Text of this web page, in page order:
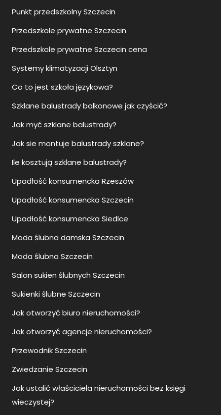
Punkt przedszkolny Szczecin
Przedszkole prywatne Szczecin
Przedszkole prywatne Szczecin cena
Systemy klimatyzacji Olsztyn
Co to jest szkoła językowa?
Szklane balustrady balkonowe jak czyścić?
Jak myć szklane balustrady?
Jak sie montuje balustrady szklane?
Ile kosztują szklane balustrady?
Upadłość konsumencka Rzeszów
Upadłość konsumencka Szczecin
Upadłość konsumencka Siedlce
Moda ślubna damska Szczecin
Moda ślubna Szczecin
Salon sukien ślubnych Szczecin
Sukienki ślubne Szczecin
Jak otworzyć biuro nieruchomości?
Jak otworzyć agencje nieruchomości?
Przewodnik Szczecin
Zwiedzanie Szczecin
Jak ustalić właściciela nieruchomości bez księgi
wieczystej?